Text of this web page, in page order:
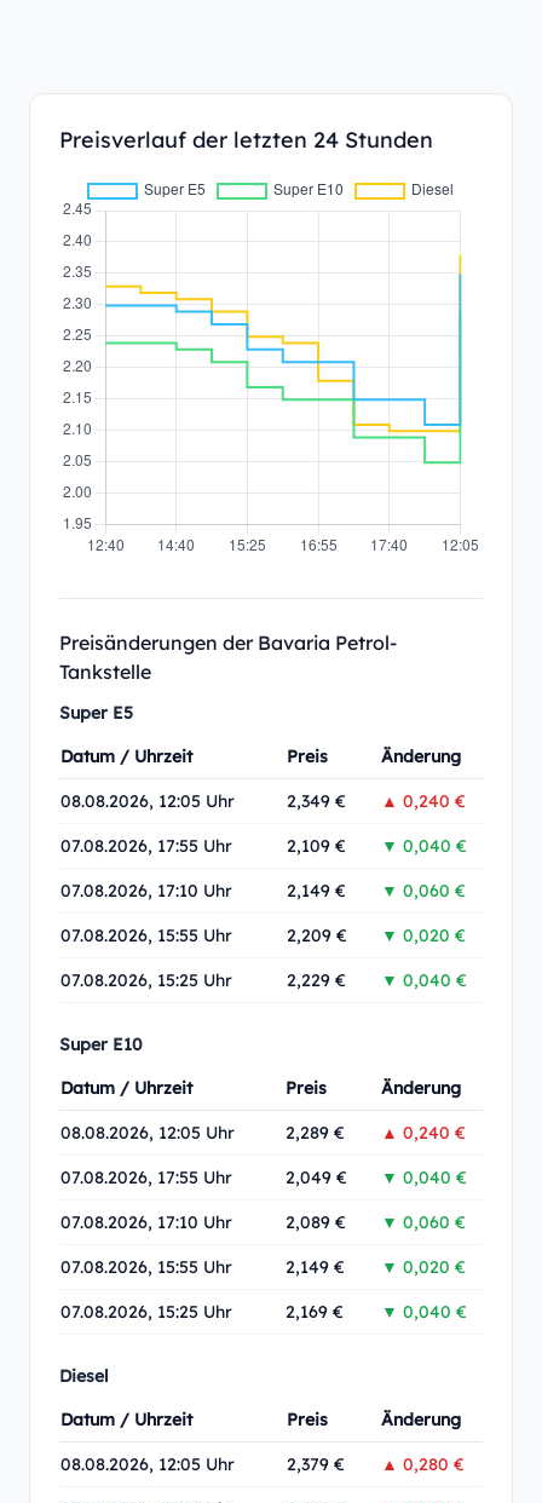
Preisverlauf der letzten 24 Stunden
Preisänderungen der Bavaria Petrol-
Tankstelle
Super E5
Datum / Uhrzeit
Preis Änderung
08.08.2026, 12:05 Uhr 2,349 € ▲ 0,240 €
07.08.2026, 17:55 Uhr 2,109 € ▼ 0,040 €
07.08.2026, 17:10 Uhr 2,149 € ▼ 0,060 €
07.08.2026, 15:55 Uhr 2,209 € ▼ 0,020 €
07.08.2026, 15:25 Uhr 2,229 € ▼ 0,040 €
Super E10
Datum / Uhrzeit
Preis Änderung
08.08.2026, 12:05 Uhr 2,289 € ▲ 0,240 €
07.08.2026, 17:55 Uhr 2,049 € ▼ 0,040 €
07.08.2026, 17:10 Uhr 2,089 € ▼ 0,060 €
07.08.2026, 15:55 Uhr 2,149 € ▼ 0,020 €
07.08.2026, 15:25 Uhr 2,169 € ▼ 0,040 €
Diesel
Datum / Uhrzeit
Preis Änderung
08.08.2026, 12:05 Uhr 2,379 € ▲ 0,280 €